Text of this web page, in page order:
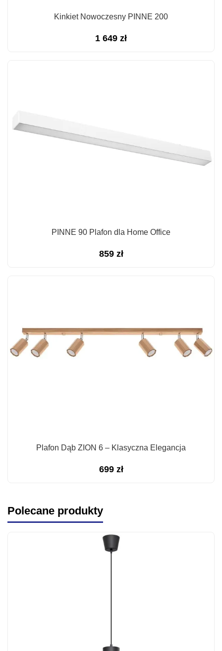
Kinkiet Nowoczesny PINNE 200
1 649 zł
PINNE 90 Plafon dla Home Office
859 zł
Plafon Dąb ZION 6 – Klasyczna Elegancja
699 zł
Polecane produkty